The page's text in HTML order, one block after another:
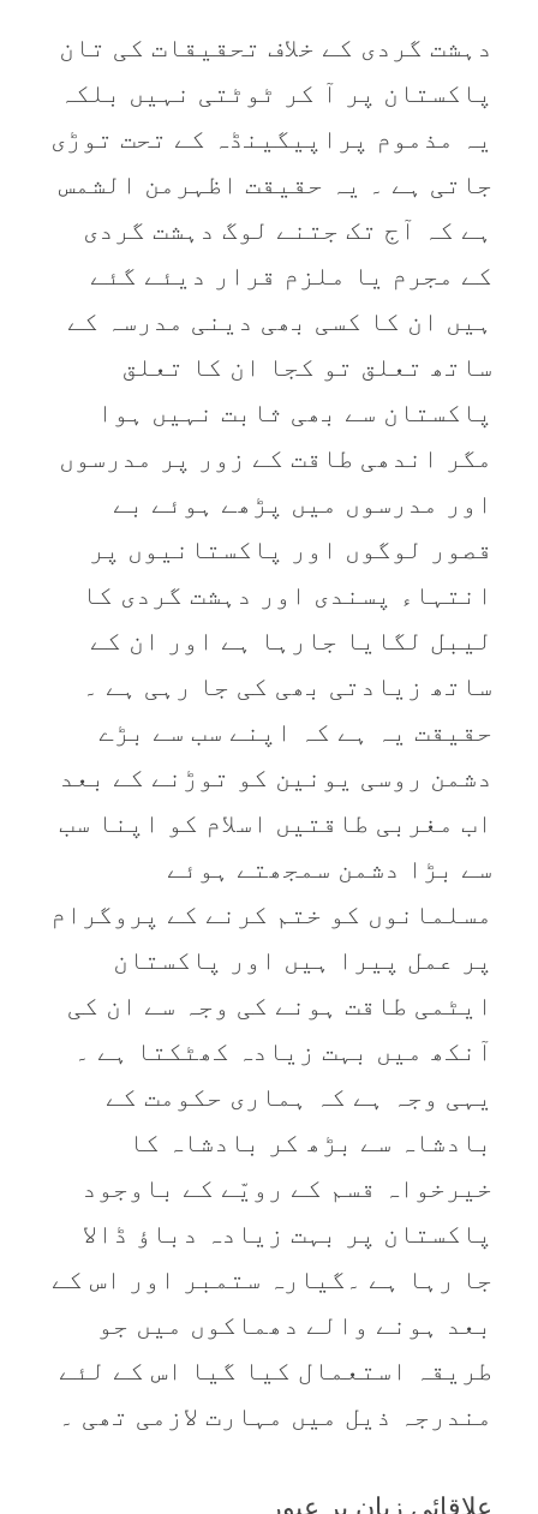
دہشت گردی کے خلاف تحقیقات کی تان
پاکستان پر آ کر ٹوٹتی نہیں بلکہ
یہ مذموم پراپیگینڈہ کے تحت توڑی
جاتی ہے ۔ یہ حقیقت اظہرمن الشمس
ہے کہ آج تک جتنے لوگ دہشت گردی
کے مجرم یا ملزم قرار دیئے گئے
ہیں ان کا کسی بھی دینی مدرسہ کے
ساتھ تعلق تو کجا ان کا تعلق
پاکستان سے بھی ثابت نہیں ہوا
مگر اندھی طاقت کے زور پر مدرسوں
اور مدرسوں میں پڑھے ہوئے بے
قصور لوگوں اور پاکستانیوں پر
انتہاء پسندی اور دہشت گردی کا
لیبل لگایا جارہا ہے اور ان کے
ساتھ زیادتی بھی کی جا رہی ہے ۔
حقیقت یہ ہے کہ اپنے سب سے بڑے
دشمن روسی یونین کو توڑنے کے بعد
اب مغربی طاقتیں اسلام کو اپنا سب
سے بڑا دشمن سمجھتے ہوئے
مسلمانوں کو ختم کرنے کے پروگرام
پر عمل پیرا ہیں اور پاکستان
ایٹمی طاقت ہونے کی وجہ سے ان کی
آنکھ میں بہت زیادہ کھٹکتا ہے ۔
یہی وجہ ہے کہ ہماری حکومت کے
بادشاہ سے بڑھ کر بادشاہ کا
خیرخواہ قسم کے رویّے کے باوجود
پاکستان پر بہت زیادہ دباؤ ڈالا
جا رہا ہے ۔گیارہ ستمبر اور اس کے
بعد ہونے والے دھماکوں میں جو
طریقہ استعمال کیا گیا اس کے لئے
مندرجہ ذیل میں مہارت لازمی تھی ۔
علاقائی زبان پر عبور